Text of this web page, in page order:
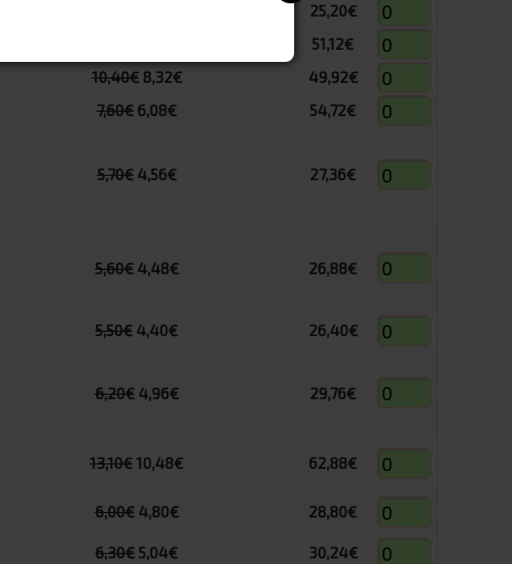
25,20€
51,12€
10,40€ 8,32€
49,92€
7,60€ 6,08€
54,72€
5,70€ 4,56€ 27,36€
5,60€ 4,48€ 26,88€
5,50€ 4,40€ 26,40€
6,20€ 4,96€ 29,76€
13,10€10,48€
62,88€
6,00€ 4,80€ 28,80€
6,30€5,04€
30,24€